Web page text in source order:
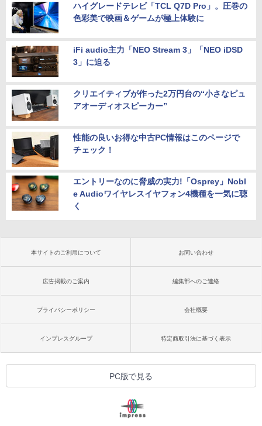
ハイグレードテレビ「TCL Q7D Pro」。圧巻の
色彩美で映画＆ゲームが極上体験に
iFi audio主力「NEO Stream 3」「NEO iDSD
3」に迫る
クリエイティブが作った2万円台の“小さなピュ
アオーディオスピーカー”
性能の良いお得な中古PC情報はこのページで
チェック！
エントリーなのに脅威の実力!「Osprey」Nobl
e Audioワイヤレスイヤフォン4機種を一気に聴
く
本サイトのご利用について お問い合わせ
広告掲載のご案内 編集部へのご連絡
プライバシーポリシー 会社概要
インプレスグループ 特定商取引法に基づく表示
PC版で見る